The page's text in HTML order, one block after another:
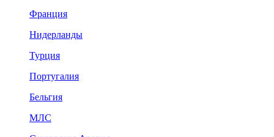
Франция
Нидерланды
Турция
Португалия
Бельгия
МЛС